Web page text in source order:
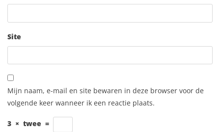
Site
Mijn naam, e-mail en site bewaren in deze browser voor de
volgende keer wanneer ik een reactie plaats.
3 × twee =